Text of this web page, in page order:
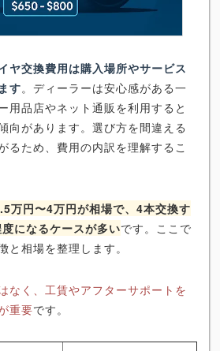
ヤ交換費用は購入場所やサービス
す。ディーラーは安心感がある一
用品店やネット通販を利用すると
向があります。選び方を間違える
るため、費用の内訳を理解するこ
万円〜4万円が相場で、4本交換す
になるケースが多いです。ここで
と相場を整理します。
なく、工賃やアフターサポートを
重要です。